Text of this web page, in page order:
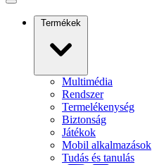
Termékek
Multimédia
Rendszer
Termelékenység
Biztonság
Játékok
Mobil alkalmazások
Tudás és tanulás